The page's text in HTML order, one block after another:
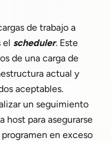
de trabajo a
el scheduler. Este
de una carga de
actual y
aceptables.
un seguimiento
host para asegurarse
en exceso